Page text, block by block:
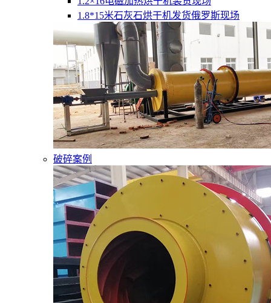
1.8*15米石灰石烘干机发货俄罗斯现场
破碎案例